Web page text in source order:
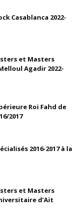
Casablanca 2022-
et Masters
Agadir 2022-
Roi Fahd de
2017
2016-2017 à la
et Masters
d’Ait